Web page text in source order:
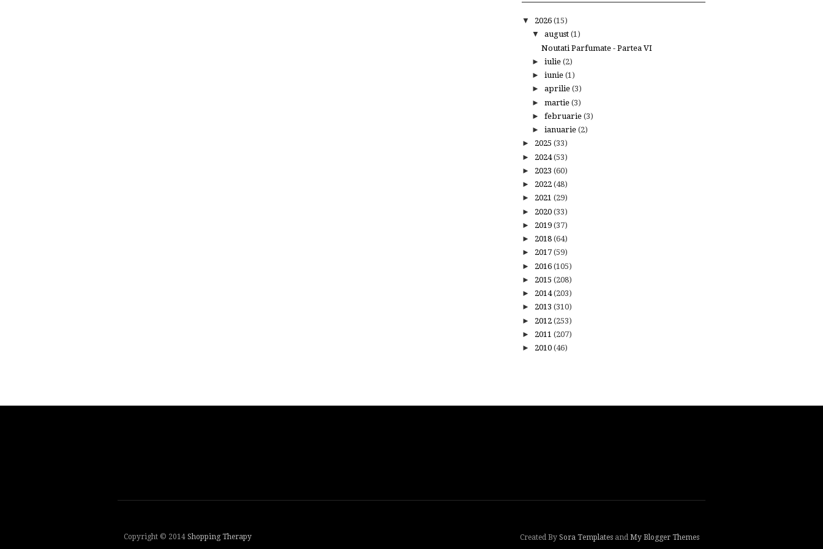
▼ 2026 (15)
▼ august (1)
Noutati Parfumate - Partea VI
► iulie (2)
► iunie (1)
► aprilie (3)
► martie (3)
► februarie (3)
► ianuarie (2)
► 2025 (33)
► 2024(53)
► 2023 (60)
► 2022 (48)
► 2021 (29)
► 2020 (33)
► 2019 (37)
► 2018 (64)
► 2017 (59)
► 2016 (105)
► 2015 (208)
► 2014(203)
► 2013 (310)
► 2012 (253)
► 2011 (207)
► 2010 (46)
Copyright © 2014 Shopping Therapy Created By Sora Templates and My Blogger Themes